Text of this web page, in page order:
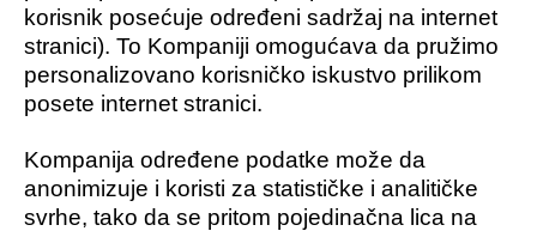
korisnik posećuje određeni sadržaj na internet
stranici). To Kompaniji omogućava da pružimo
personalizovano korisničko iskustvo prilikom
posete internet stranici.
Kompanija određene podatke može da
anonimizuje i koristi za statističke i analitičke
svrhe, tako da se pritom pojedinačna lica na